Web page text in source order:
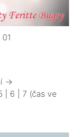
→
6 7 (čas ve